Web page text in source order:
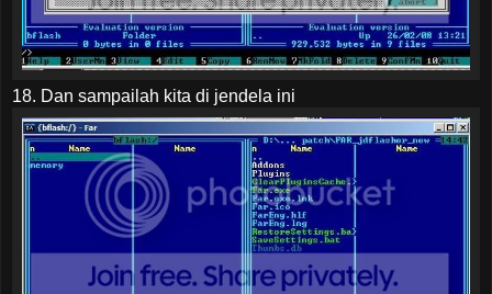
18. Dan sampailah kita di jendela ini